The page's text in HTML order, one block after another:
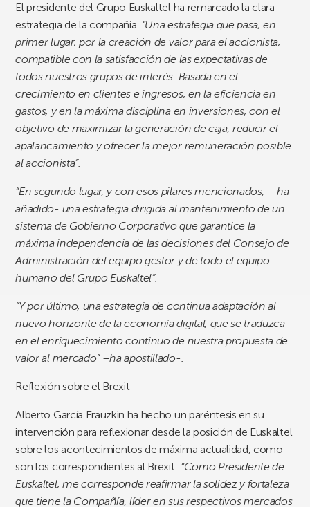
El presidente del Grupo Euskaltel ha remarcado la clara
estrategia de la compañía. “Una estrategia que pasa, en
primer lugar, por la creación de valor para el accionista,
compatible con la satisfacción de las expectativas de
todos nuestros grupos de interés. Basada en el
crecimiento en clientes e ingresos, en la eficiencia en
gastos, y en la máxima disciplina en inversiones, con el
objetivo de maximizar la generación de caja, reducir el
apalancamiento y ofrecer la mejor remuneración posible
al accionista”.
“En segundo lugar, y con esos pilares mencionados, – ha
añadido- una estrategia dirigida al mantenimiento de un
sistema de Gobierno Corporativo que garantice la
máxima independencia de las decisiones del Consejo de
Administración del equipo gestor y de todo el equipo
humano del Grupo Euskaltel”.
“Y por último, una estrategia de continua adaptación al
nuevo horizonte de la economía digital, que se traduzca
en el enriquecimiento continuo de nuestra propuesta de
valor al mercado” –ha apostillado-.
Reflexión sobre el Brexit
Alberto García Erauzkin ha hecho un paréntesis en su
intervención para reflexionar desde la posición de Euskaltel
sobre los acontecimientos de máxima actualidad, como
son los correspondientes al Brexit: “Como Presidente de
Euskaltel, me corresponde reafirmar la solidez y fortaleza
que tiene la Compañía, líder en sus respectivos mercados